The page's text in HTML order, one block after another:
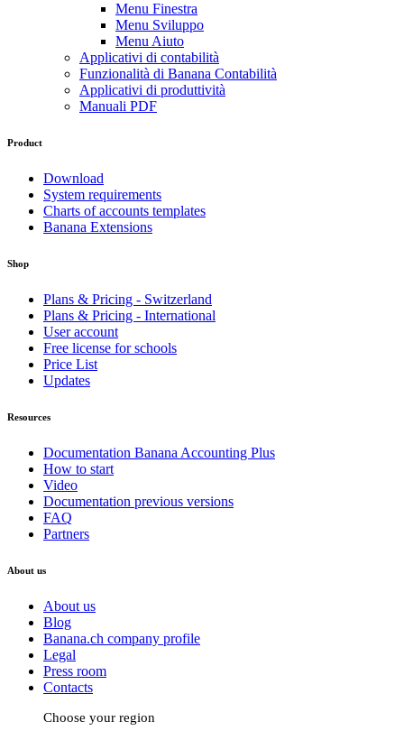
Menu Finestra
Menu Sviluppo
Menu Aiuto
Applicativi di contabilità
Funzionalità di Banana Contabilità
Applicativi di produttività
Manuali PDF
Product
Download
System requirements
Charts of accounts templates
Banana Extensions
Shop
Plans & Pricing - Switzerland
Plans & Pricing - International
User account
Free license for schools
Price List
Updates
Resources
Documentation Banana Accounting Plus
How to start
Video
Documentation previous versions
FAQ
Partners
About us
About us
Blog
Banana.ch company profile
Legal
Press room
Contacts
Choose your region